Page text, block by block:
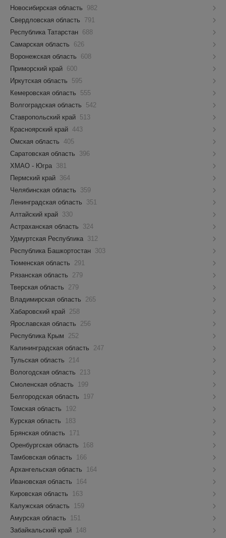
Новосибирская область
982
Свердловская область
791
Республика Татарстан 688
Самарская область
626
Воронежская область
608
Приморский край 600
Иркутская область
595
Кемеровская область
555
Волгоградская область
542
Ставропольский край 513
Красноярский край 443
Омская область 405
Саратовская область
396
ХМАО - Югра 381
Пермский край 364
Челябинская область
359
Ленинградская область
351
Алтайский край 330
Астраханская область
324
Удмуртская Республика 312
Республика Башкортостан 303
Тюменская область
291
Рязанская область
279
Тверская область
279
Владимирская область
265
Хабаровский край 258
Ярославская область
256
Республика Крым
252
Калининградская область
247
Тульская область
214
Вологодская область
213
Смоленская область
199
Белгородская область
197
Томская область
192
Курская область
183
Брянская область
171
Оренбургская область
168
Тамбовская область
166
Архангельская область
164
Ивановская область
164
Кировская область
163
Калужская область
159
Амурская область
151
Забайкальский край 148